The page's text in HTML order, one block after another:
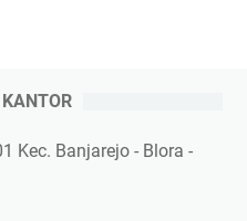
Kec. Banjarejo - Blora -